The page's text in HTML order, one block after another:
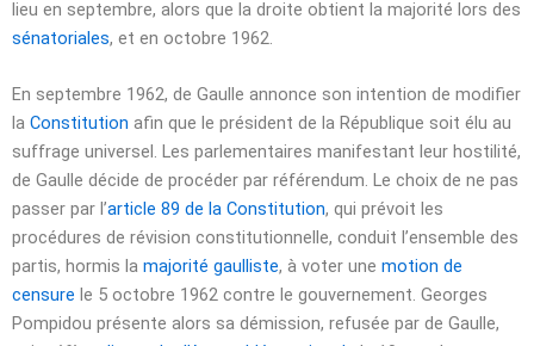
lieu en septembre, alors que la droite obtient la majorité lors des
sénatoriales, et en octobre 1962.
En septembre 1962, de Gaulle annonce son intention de modifier
la Constitution afin que le président de la République soit élu au
suffrage universel. Les parlementaires manifestant leur hostilité,
de Gaulle décide de procéder par référendum. Le choix de ne pas
passer par l’article 89 de la Constitution, qui prévoit les
procédures de révision constitutionnelle, conduit l’ensemble des
partis, hormis la majorité gaulliste, à voter une motion de
censure le 5 octobre 1962 contre le gouvernement. Georges
Pompidou présente alors sa démission, refusée par de Gaulle,